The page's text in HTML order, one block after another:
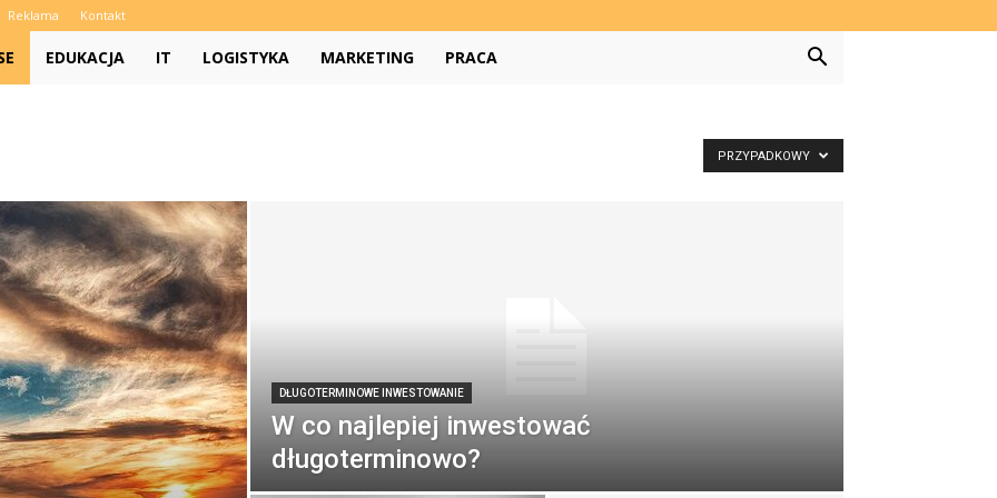
Reklama Kontakt
EDUKACJA IT LOGISTYKA MARKETING PRACA
PRZYPADKOWY
DŁUGOTERMINOWE INWESTOWANIE
W co najlepiej inwestować
długoterminowo?